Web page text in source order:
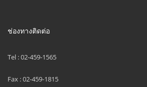
ช่องทางติดต่อ
Tel : 02-459-1565
Fax : 02-459-1815